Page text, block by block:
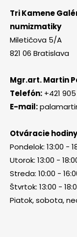
Tri Kamene
numizmatiky
Miletičova 5/A
821 06 Bratislava
Mgr.art. Martin
Telefón: +421
E-mail:
Otváracie
Pondelok: 13:00 -
Utorok: 13:00 -
Streda: 10:00 -
Štvrtok: 13:00 -
Piatok, sobota,